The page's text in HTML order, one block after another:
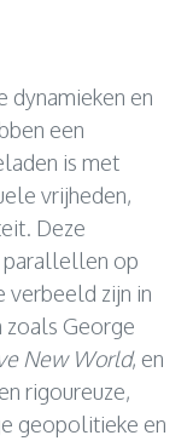
en
een
is met
vrijheden,
Deze
parallellen op
verbeeld zijn in
zoals George
New World, en
rigoureuze,
geopolitieke en